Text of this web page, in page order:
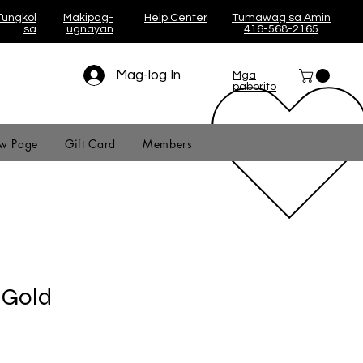
sa
Makipag-
ugnayan
Help Center
Tumawag sa Amin
416-568-2165
Mag-log In
Mga
paborito
Page Gift Card Members